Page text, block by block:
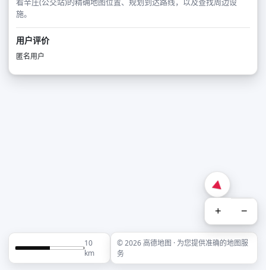
施。
用户评价
匿名用户
+ −
10
km
© 2026 高德地图 · 为您提供准确的地图服
务